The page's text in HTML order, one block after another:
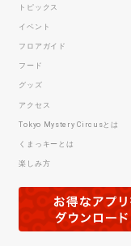
トピックス
イベント
フロアガイド
フード
グッズ
アクセス
Tokyo Mystery Circusとは
くまっキーとは
楽しみ方